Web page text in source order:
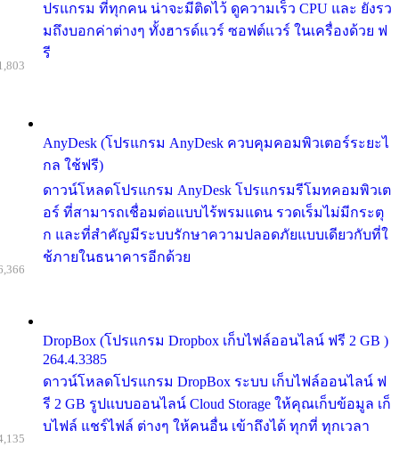
ปรแกรม ที่ทุกคน น่าจะมีติดไว้ ดูความเร็ว CPU และ ยังรว
มถึงบอกค่าต่างๆ ทั้งฮารด์แวร์ ซอฟต์แวร์ ในเครื่องด้วย ฟ
รี
AnyDesk (โปรแกรม AnyDesk ควบคุมคอมพิวเตอร์ระยะไ
กล ใช้ฟรี)
ดาวน์โหลดโปรแกรม AnyDesk โปรแกรมรีโมทคอมพิวเต
อร์ ที่สามารถเชื่อมต่อแบบไร้พรมแดน รวดเร็มไม่มีกระตุ
ก และที่สำคัญมีระบบรักษาความปลอดภัยแบบเดียวกับที่ใ
ช้ภายในธนาคารอีกด้วย
DropBox (โปรแกรม Dropbox เก็บไฟล์ออนไลน์ ฟรี 2 GB )
264.4.3385
ดาวน์โหลดโปรแกรม DropBox ระบบ เก็บไฟล์ออนไลน์ ฟ
รี 2 GB รูปแบบออนไลน์ Cloud Storage ให้คุณเก็บข้อมูล เก็
บไฟล์ แชร์ไฟล์ ต่างๆ ให้คนอื่น เข้าถึงได้ ทุกที่ ทุกเวลา